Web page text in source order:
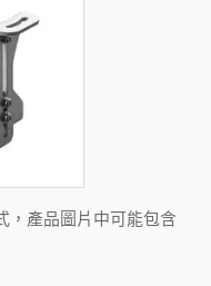
，產品圖片中可能包含